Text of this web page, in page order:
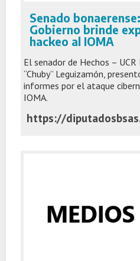
Senado
Gobierno brinde
hackeo al IOMA
El senador de Hechos –
“Chuby” Leguizamón,
informes por el ataque
IOMA.